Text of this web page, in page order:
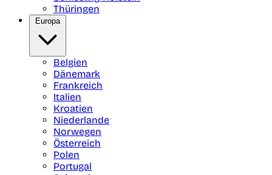
Thüringen
Europa
Belgien
Dänemark
Frankreich
Italien
Kroatien
Niederlande
Norwegen
Österreich
Polen
Portugal